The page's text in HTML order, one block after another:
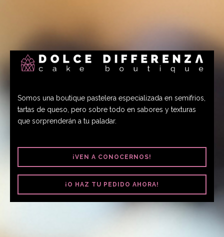
Somos una boutique pastelera especializada en semifrios,
tartas de queso, pero sobre todo en sabores y texturas
que sorprenderán a tu paladar.
¡VEN A CONOCERNOS!
¡O HAZ TU PEDIDO AHORA!